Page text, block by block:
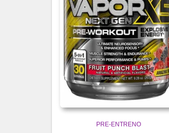
PRE-ENTRENO